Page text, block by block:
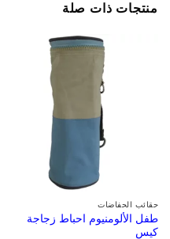
منتجات ذات صلة
حقائب الحفاضات
طفل الألومنيوم احباط زجاجة
كيس